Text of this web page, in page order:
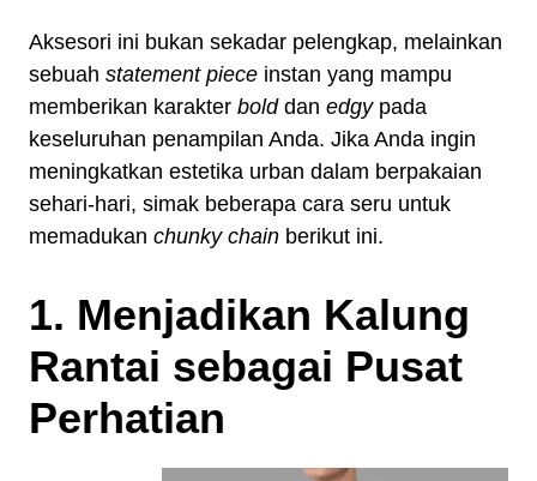
Aksesori ini bukan sekadar pelengkap, melainkan
sebuah statement piece instan yang mampu
memberikan karakter bolddan edgypada
keseluruhan penampilan Anda. Jika Anda ingin
meningkatkan estetika urban dalam berpakaian
sehari-hari, simak beberapa cara seru untuk
memadukan chunky chain berikut ini.
1. Menjadikan Kalung
Rantai sebagai Pusat
Perhatian